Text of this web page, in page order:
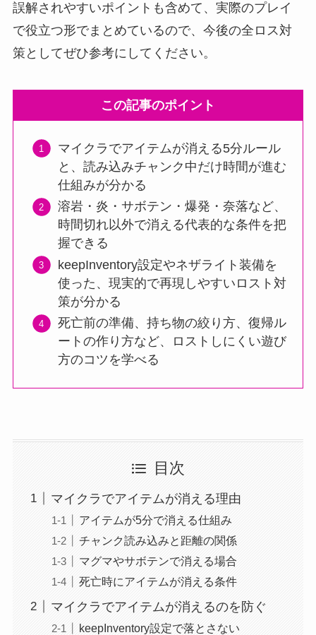
誤解されやすいポイントも含めて、実際のプレイ
で役立つ形でまとめているので、今後の全ロス対
策としてぜひ参考にしてください。
この記事のポイント
マイクラでアイテムが消える5分ルール
と、読み込みチャンク中だけ時間が進む
仕組みが分かる
溶岩・炎・サボテン・爆発・奈落など、
時間切れ以外で消える代表的な条件を把
握できる
keepInventory設定やネザライト装備を
使った、現実的で再現しやすいロスト対
策が分かる
死亡前の準備、持ち物の絞り方、復帰ル
ートの作り方など、ロストしにくい遊び
方のコツを学べる
目次
マイクラでアイテムが消える理由
アイテムが5分で消える仕組み
チャンク読み込みと距離の関係
マグマやサボテンで消える場合
死亡時にアイテムが消える条件
マイクラでアイテムが消えるのを防ぐ
keepInventory設定で落とさない